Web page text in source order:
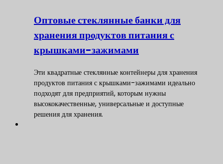
Оптовые стеклянные банки для
хранения продуктов питания с
крышками-зажимами
Эти квадратные стеклянные контейнеры для хранения
продуктов питания с крышками-зажимами идеально
подходят для предприятий, которым нужны
высококачественные, универсальные и доступные
решения для хранения.